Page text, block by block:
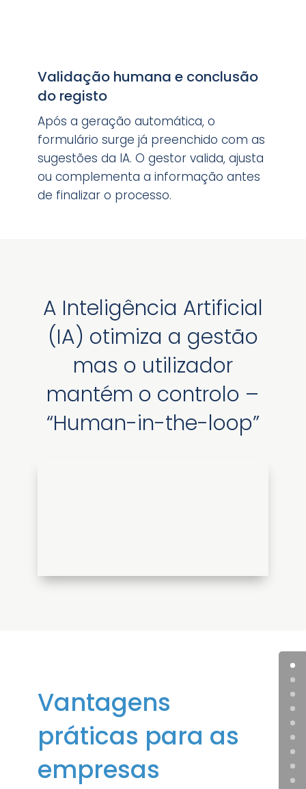
Validação humana e conclusão
do registo
Após a geração automática, o
formulário surge já preenchido com as
sugestões da IA. O gestor valida, ajusta
ou complementa a informação antes
de finalizar o processo.
A Inteligência Artificial
(IA) otimiza a gestão
mas o utilizador
mantém o controlo –
“Human-in-the-loop”
Vantagens
práticas para as
empresas